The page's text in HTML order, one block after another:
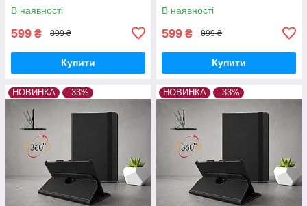
В наявності
599 ₴ 899 ₴
Купити
В наявності
599 ₴ 899 ₴
Купити
НОВИНКА –33% НОВИНКА –33%